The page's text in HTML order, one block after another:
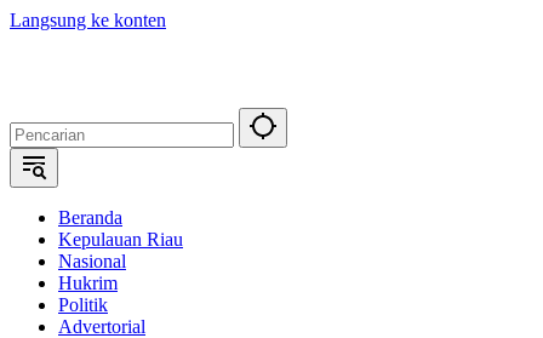
Langsung ke konten
Beranda
Kepulauan Riau
Nasional
Hukrim
Politik
Advertorial